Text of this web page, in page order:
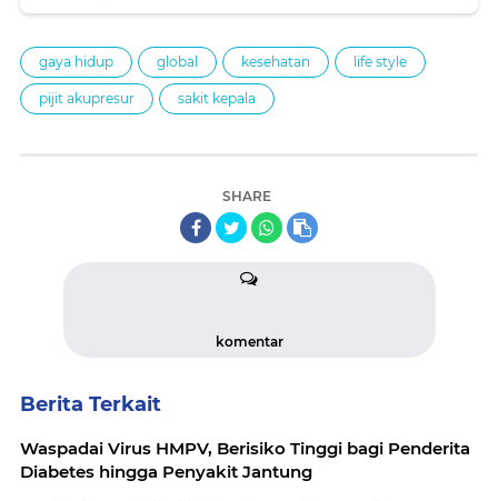
gaya hidup global kesehatan life style
pijit akupresur sakit kepala
SHARE
komentar
Berita Terkait
Waspadai Virus HMPV, Berisiko Tinggi bagi Penderita
Diabetes hingga Penyakit Jantung